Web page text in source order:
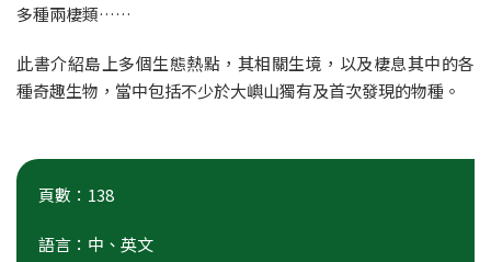
多種兩棲類……
此書介紹島上多個生態熱點，其相關生境，以及棲息其中的各
種奇趣生物，當中包括不少於大嶼山獨有及首次發現的物種。
頁數：138
語言：中、英文